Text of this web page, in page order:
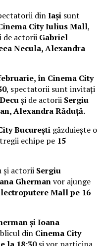
dinIași sunt
City Iulius Mall,
de actorii Gabriel
Necula, Alexandra
în Cinema City
, spectatorii sunt invitați
și de actorii Sergiu
Alexandra Răduță.
București găzduiește o
echipe pe 15
și actorii Sergiu
Ghermanvor ajunge
Mall pe 16
și Ioana
din Cinema City